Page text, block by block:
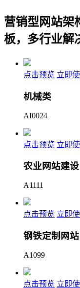
营销型网站架
板，多行业解
点击预览 立即
机械类
AI0024
点击预览 立即
农业网站建设
A1111
点击预览 立即
钢铁定制网站
A1099
点击预览 立即